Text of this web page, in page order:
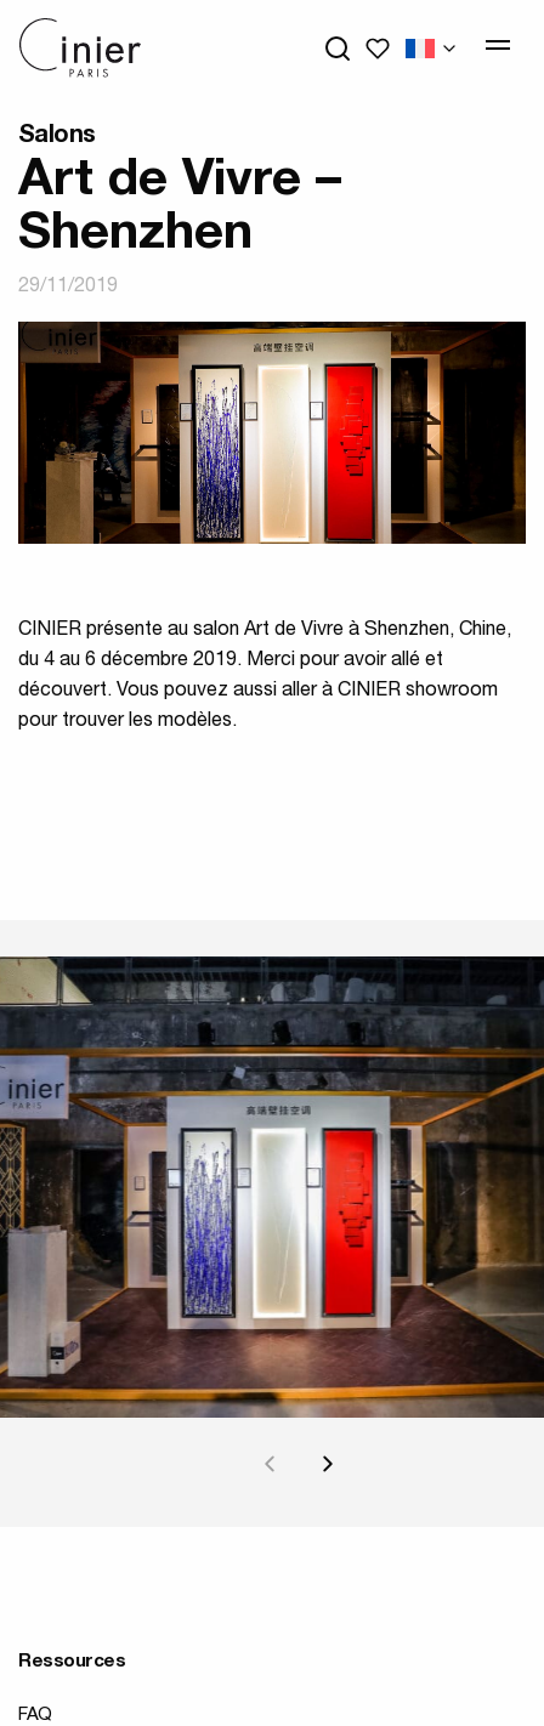
Mes favoris
Salons
Art de Vivre –
Shenzhen
29/11/2019
CINIER présente au salon Art de Vivre à Shenzhen, Chine,
du 4 au 6 décembre 2019. Merci pour avoir allé et
découvert. Vous pouvez aussi aller à CINIER showroom
pour trouver les modèles.
Ressources
FAQ